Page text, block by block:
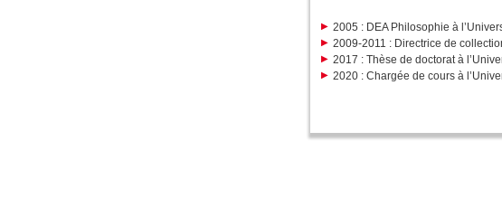
2005 : DEA Philosophie à
2009-2011 : Directrice de
2017 : Thèse de doctorat à
2020 : Chargée de cours à